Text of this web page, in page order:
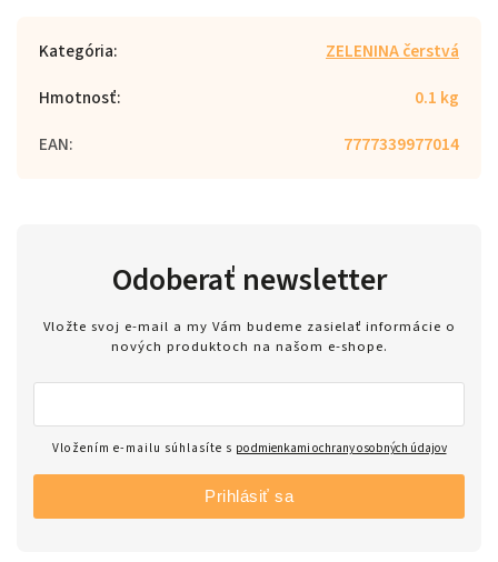
Kategória:
ZELENINA čerstvá
Hmotnosť:
0.1 kg
EAN: 7777339977014
Odoberať newsletter
Vložte svoj e-mail a my Vám budeme zasielať informácie o
nových produktoch na našom e-shope.
Vložením e-mailu súhlasíte s podmienkami ochrany osobných údajov
Prihlásiť sa